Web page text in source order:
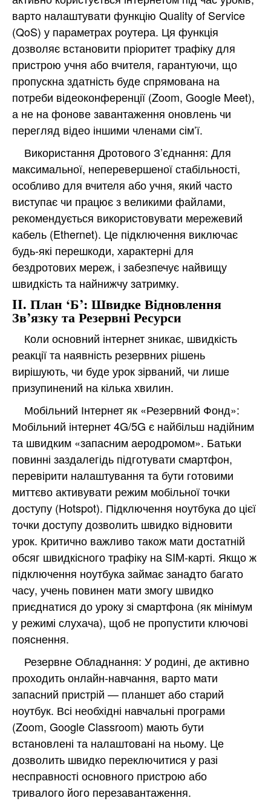
варто налаштувати функцію Quality of Service
(QoS) у параметрах роутера. Ця функція
дозволяє встановити пріоритет трафіку для
пристрою учня або вчителя, гарантуючи, що
пропускна здатність буде спрямована на
потреби відеоконференції (Zoom, Google Meet),
а не на фонове завантаження оновлень чи
перегляд відео іншими членами сім’ї.
Використання Дротового З’єднання: Для
максимальної, неперевершеної стабільності,
особливо для вчителя або учня, який часто
виступає чи працює з великими файлами,
рекомендується використовувати мережевий
кабель (Ethernet). Це підключення виключає
будь-які перешкоди, характерні для
бездротових мереж, і забезпечує найвищу
швидкість та найнижчу затримку.
II. План ‘Б’: Швидке Відновлення
Зв’язку та Резервні Ресурси
Коли основний інтернет зникає, швидкість
реакції та наявність резервних рішень
вирішують, чи буде урок зірваний, чи лише
призупинений на кілька хвилин.
Мобільний Інтернет як «Резервний Фонд»:
Мобільний інтернет 4G/5G є найбільш надійним
та швидким «запасним аеродромом». Батьки
повинні заздалегідь підготувати смартфон,
перевірити налаштування та бути готовими
миттєво активувати режим мобільної точки
доступу (Hotspot). Підключення ноутбука до цієї
точки доступу дозволить швидко відновити
урок. Критично важливо також мати достатній
обсяг швидкісного трафіку на SIM-карті. Якщо ж
підключення ноутбука займає занадто багато
часу, учень повинен мати змогу швидко
приєднатися до уроку зі смартфона (як мінімум
у режимі слухача), щоб не пропустити ключові
пояснення.
Резервне Обладнання: У родині, де активно
проходить онлайн-навчання, варто мати
запасний пристрій — планшет або старий
ноутбук. Всі необхідні навчальні програми
(Zoom, Google Classroom) мають бути
встановлені та налаштовані на ньому. Це
дозволить швидко переключитися у разі
несправності основного пристрою або
тривалого його перезавантаження.